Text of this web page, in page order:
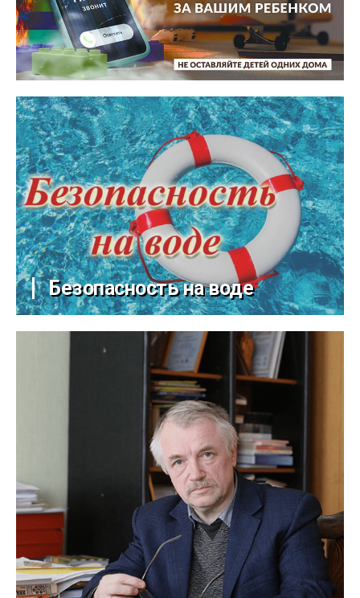
Безопасность на воде